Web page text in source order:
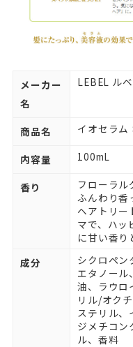
メーカー
名
LEBEL ル
商品名 イオセラム
内容量 100mL
香り
フローラル
ふんわり香
ヘアトリー
マで、ハッ
に甘い香り
成分
シクロペン
エタノール
油、ラウロ
リル/オク
ステリル、
ジメチコン
ル、香料